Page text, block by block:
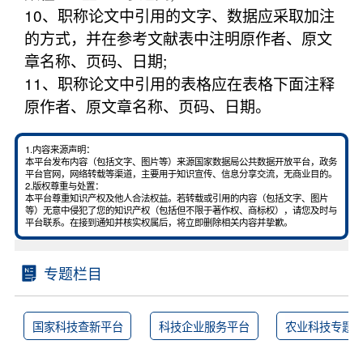
10、职称论文中引用的文字、数据应采取加注
的方式，并在参考文献表中注明原作者、原文
章名称、页码、日期;
11、职称论文中引用的表格应在表格下面注释
原作者、原文章名称、页码、日期。
1.内容来源声明：
本平台发布内容（包括文字、图片等）来源国家数据局公共数据开放平台，政务
平台官网，网络转载等渠道，主要用于知识宣传、信息分享交流，无商业目的。
2.版权尊重与处置：
本平台尊重知识产权及他人合法权益。若转载或引用的内容（包括文字、图片
等）无意中侵犯了您的知识产权（包括但不限于著作权、商标权），请您及时与
平台联系。在接到通知并核实权属后，将立即删除相关内容并挚歉。
专题栏目
国家科技查新平台 科技企业服务平台 农业科技专题